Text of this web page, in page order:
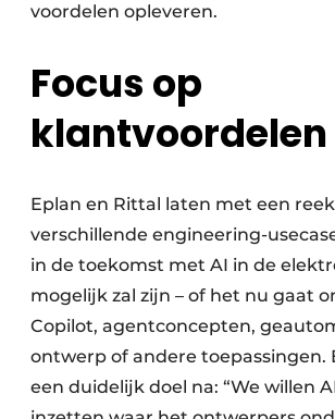
voordelen opleveren.
Focus op
klantvoordelen
Eplan en Rittal laten met een
verschillende engineering-
in de toekomst met AI in de
mogelijk zal zijn – of het nu gaat
Copilot, agentconcepten,
ontwerp of andere toepassingen.
een duidelijk doel na: “We willen